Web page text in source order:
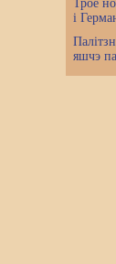
Трое
і
яшчэ